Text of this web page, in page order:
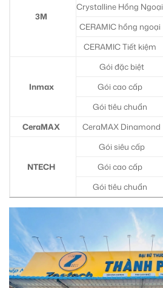
3M
Crystalline Hồng Ngoại
CERAMIC hồng ngoại
CERAMIC Tiết kiệm
Inmax
Gói đặc biệt
Gói cao cấp
Gói tiêu chuẩn
CeraMAX
CeraMAX Dinamond
NTECH
Gói siêu cấp
Gói cao cấp
Gói tiêu chuẩn